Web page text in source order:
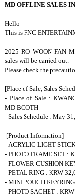
MD OFFLINE SALES
Hello
This is FNC
2025 RO WOON FAN
sales will be carried out.
Please check the
[Place of Sale, Sales
- Place of Sale :
MD BOOTH
- Sales Schedule : May
[Product Information]
- ACRYLIC LIGHT
- PHOTO FRAME SET :
- FLOWER CUSHION
- PETAL RING : KRW
- MINI POUCH
- PHOTO SACHET :